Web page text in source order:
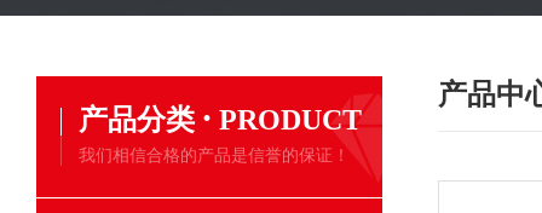
产品分类 · PRODUCT
我们相信合格的产品是信誉的保证！
产品中